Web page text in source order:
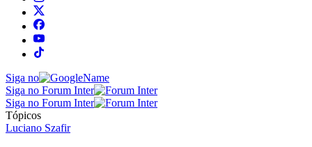
Siga no
Siga no Forum Inter
Siga no Forum Inter
Tópicos
Luciano Szafir